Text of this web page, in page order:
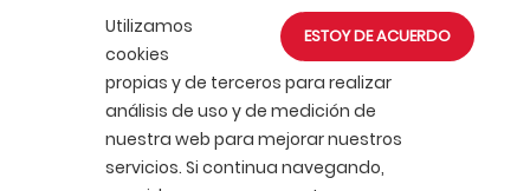
ESTOY DE ACUERDO
Utilizamos
cookies
propias y de terceros para realizar
análisis de uso y de medición de
nuestra web para mejorar nuestros
servicios. Si continua navegando,
Juventud Comunista
en Madrid